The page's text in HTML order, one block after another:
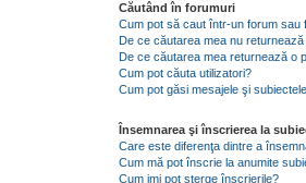
Căutând în forumuri
Cum pot să caut într-un forum sau
De ce căutarea mea nu
De ce căutarea mea returnează o
Cum pot căuta utilizatori?
Cum pot găsi mesajele şi
Însemnarea şi înscrierea la
Care este diferenţa dintre a
Cum mă pot înscrie la anumite
Cum imi pot şterge înscrierile?